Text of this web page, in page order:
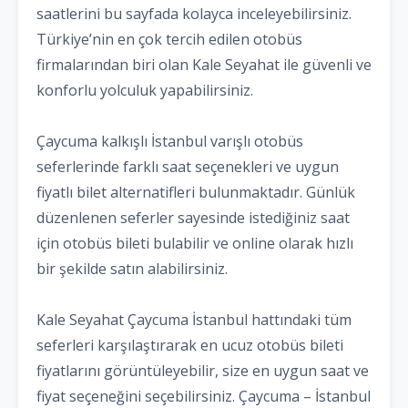
saatlerini bu sayfada kolayca inceleyebilirsiniz.
Türkiye’nin en çok tercih edilen otobüs
firmalarından biri olan Kale Seyahat ile güvenli ve
konforlu yolculuk yapabilirsiniz.
Çaycuma kalkışlı İstanbul varışlı otobüs
seferlerinde farklı saat seçenekleri ve uygun
fiyatlı bilet alternatifleri bulunmaktadır. Günlük
düzenlenen seferler sayesinde istediğiniz saat
için otobüs bileti bulabilir ve online olarak hızlı
bir şekilde satın alabilirsiniz.
Kale Seyahat Çaycuma İstanbul hattındaki tüm
seferleri karşılaştırarak en ucuz otobüs bileti
fiyatlarını görüntüleyebilir, size en uygun saat ve
fiyat seçeneğini seçebilirsiniz. Çaycuma – İstanbul